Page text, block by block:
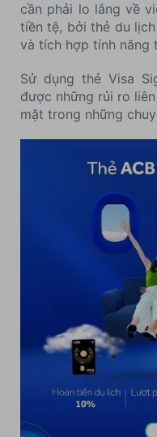
cần phải lo lắng về
tiền tệ, bởi thẻ du
và tích hợp tính năng
Sử dụng thẻ Visa
được những rủi ro
mặt trong những